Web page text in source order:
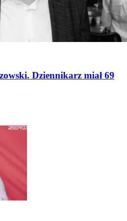
Dziennikarz miał 69